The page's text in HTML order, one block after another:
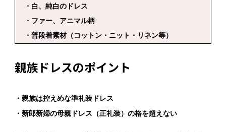
・白、純白のドレス
・ファー、アニマル柄
・普段着素材（コットン・ニット・リネン等）
親族ドレスのポイント
・親族は控えめな準礼装ドレス
・新郎新婦の母親ドレス（正礼装）の格を超えない